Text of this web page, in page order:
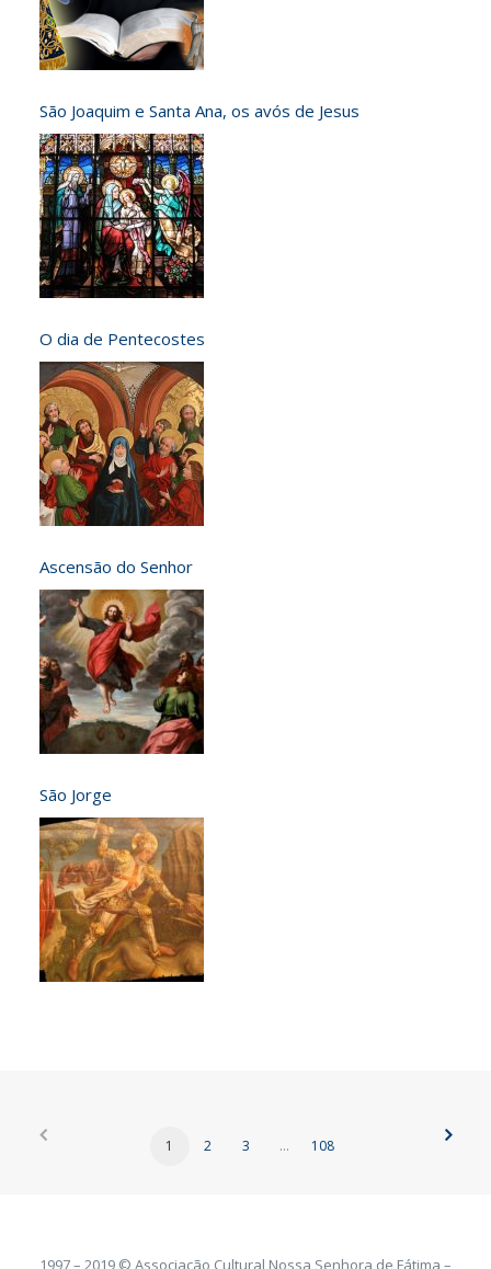
São Joaquim e Santa Ana, os avós de Jesus
O dia de Pentecostes
Ascensão do Senhor
São Jorge
1 2 3 … 108
1997 – 2019 © Associação Cultural Nossa Senhora de Fátima –